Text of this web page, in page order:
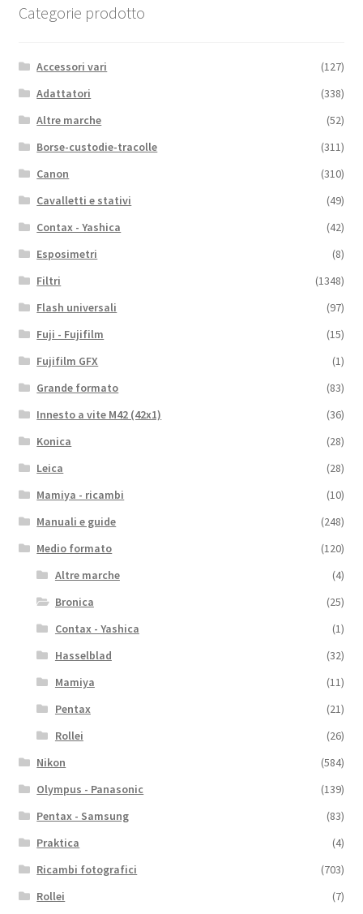
Categorie prodotto
Accessori vari
(127)
Adattatori
(338)
Altre marche
(52)
Borse-custodie-tracolle
(311)
Canon
(310)
Cavalletti e stativi
(49)
Contax - Yashica
(42)
Esposimetri
(8)
Filtri
(1348)
Flash universali
(97)
Fuji - Fujifilm
(15)
Fujifilm GFX
(1)
Grande formato
(83)
Innesto a vite M42 (42x1)
(36)
Konica
(28)
Leica
(28)
Mamiya - ricambi
(10)
Manuali e guide
(248)
Medio formato
(120)
Altre marche
(4)
Bronica
(25)
Contax - Yashica
(1)
Hasselblad
(32)
Mamiya
(11)
Pentax
(21)
Rollei
(26)
Nikon
(584)
Olympus - Panasonic
(139)
Pentax - Samsung
(83)
Praktica
(4)
Ricambi fotografici
(703)
Rollei
(7)